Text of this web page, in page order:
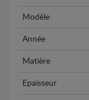
Modèle
Année
Matière
Epaisseur